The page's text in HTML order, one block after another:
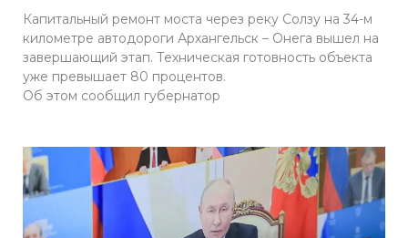
Капитальный ремонт моста через реку Солзу на 34-м
километре автодороги Архангельск – Онега вышел на
завершающий этап. Техническая готовность объекта
уже превышает 80 процентов.
Об этом сообщил губернатор